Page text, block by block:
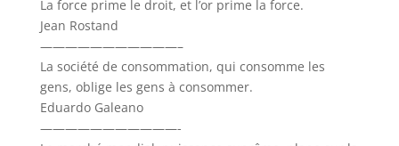
La force prime le droit, et l’or prime la force.
Jean Rostand
———————————–
La société de consommation, qui consomme les
gens, oblige les gens à consommer.
Eduardo Galeano
———————————-